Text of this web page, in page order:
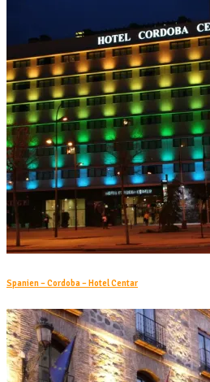
Spanien – Cordoba – Hotel Centar